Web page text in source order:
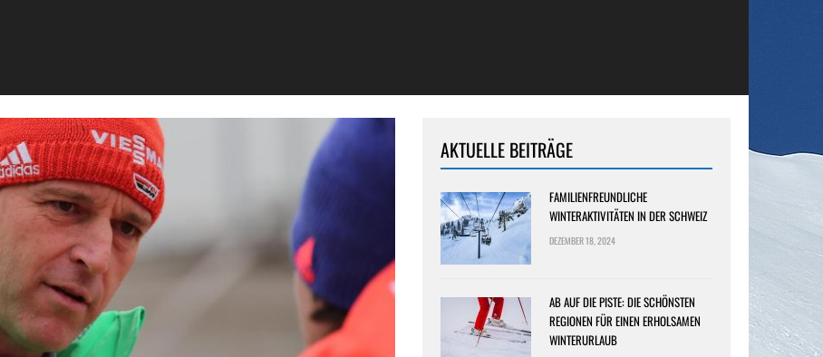
AKTUELLE BEITRÄGE
FAMILIENFREUNDLICHE
WINTERAKTIVITÄTEN IN DER SCHWEIZ
DEZEMBER 18, 2024
AB AUF DIE PISTE: DIE SCHÖNSTEN
REGIONEN FÜR EINEN ERHOLSAMEN
WINTERURLAUB